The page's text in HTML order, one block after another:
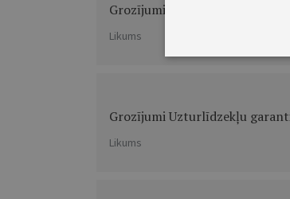
Grozījumi Nekustamā īpašuma
Likums
Grozījumi Uzturlīdzekļu
Likums